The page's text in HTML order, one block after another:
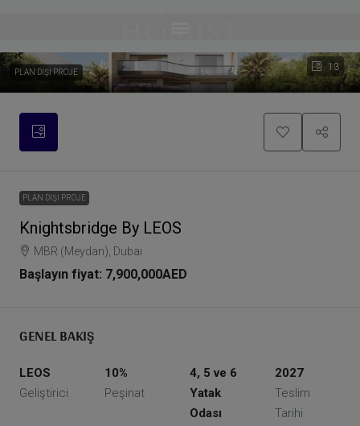
13
PLAN DIŞI PROJE
PLAN DIŞI PROJE
Knightsbridge By LEOS
MBR (Meydan), Dubai
Başlayın fiyat: 7,900,000AED
GENEL BAKIŞ
LEOS
Geliştirici
10%
Peşinat
4, 5 ve 6
Yatak
Odası
2027
Teslim
Tarihi